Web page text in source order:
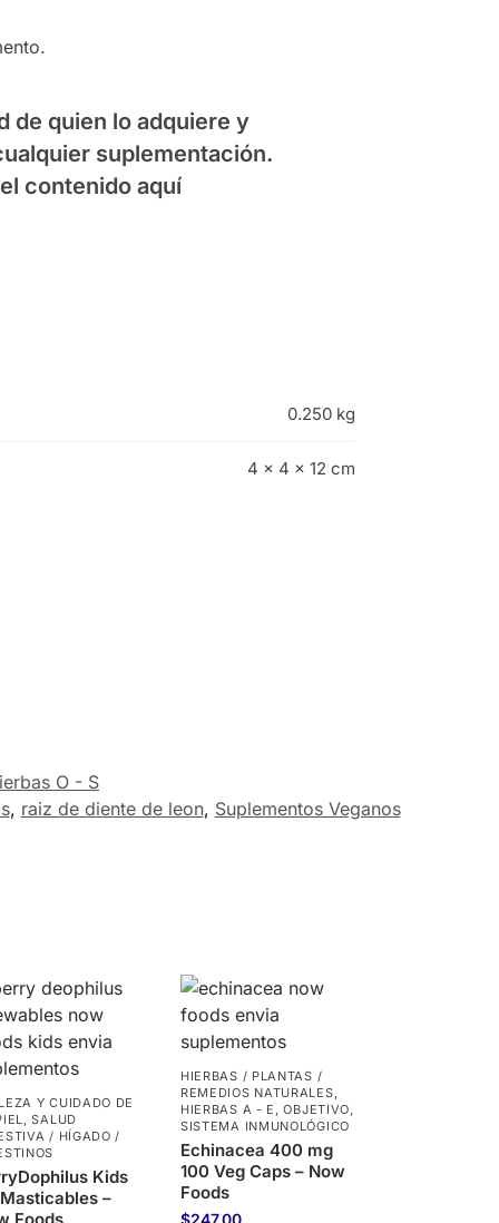
de quien lo adquiere y
suplementación.
contenido aquí
0.250 kg
4 × 4 × 12 cm
O - S
, raiz de diente de leon, Suplementos Veganos
Y CUIDADO DE
,SALUD
/ HÍGADO /
Kids
–
HIERBAS / PLANTAS /
REMEDIOS NATURALES,
HIERBAS A - E ,OBJETIVO,
SISTEMA INMUNOLÓGICO
Echinacea 400 mg
100 Veg Caps – Now
Foods
$247.00